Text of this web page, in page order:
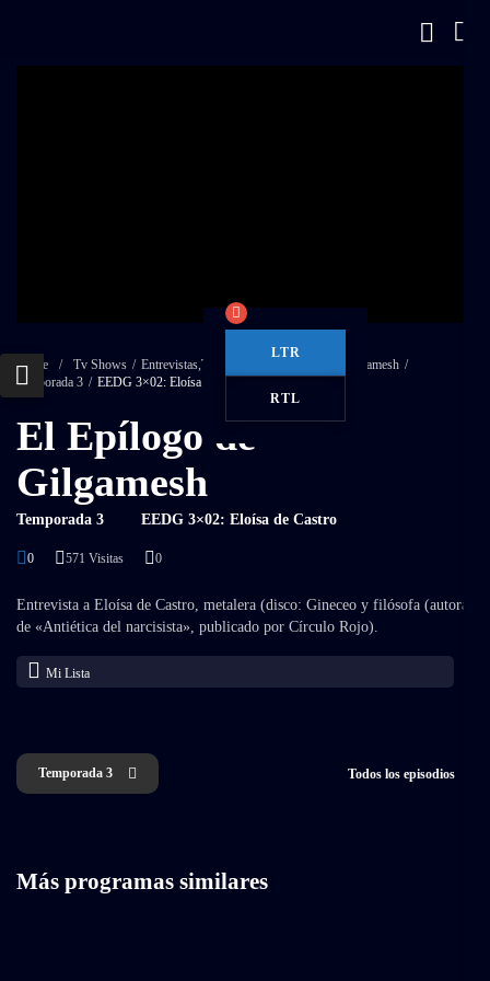
Home / Tv Shows / Entrevistas,Talk-show El Epílogo de Gilgamesh /
Temporada 3 / EEDG 3×02: Eloísa de Castro
El Epílogo de
Gilgamesh
Temporada 3 EEDG 3×02: Eloísa de Castro
0 571 Visitas 0
Entrevista a Eloísa de Castro, metalera (disco: Gineceo y filósofa (autora
de «Antiética del narcisista», publicado por Círculo Rojo).
Mi Lista
Temporada 3 Todos los episodios
Más programas similares
LTR
RTL